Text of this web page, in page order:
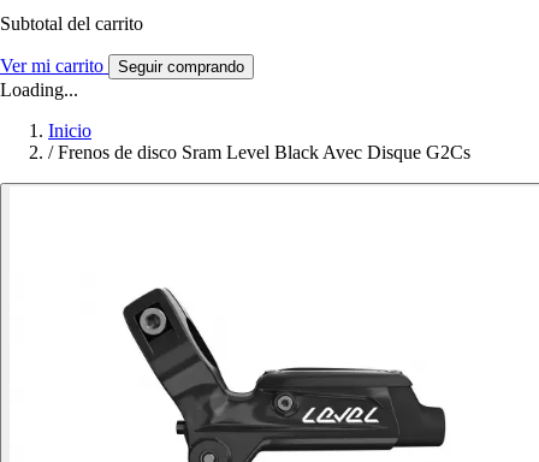
Subtotal del carrito
Ver mi carrito Seguir comprando
Loading...
Inicio
/ Frenos de disco Sram Level Black Avec Disque G2Cs